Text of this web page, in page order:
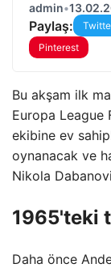
admin•
Paylaş:
Pinterest
Bu akşam ilk
Europa League
ekibine ev
oynanacak ve
Nikola
1965'teki
Daha önce